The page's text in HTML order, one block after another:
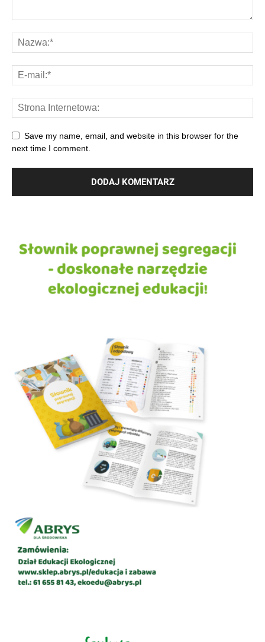
Save my name, email, and website in this browser for the
next time I comment.